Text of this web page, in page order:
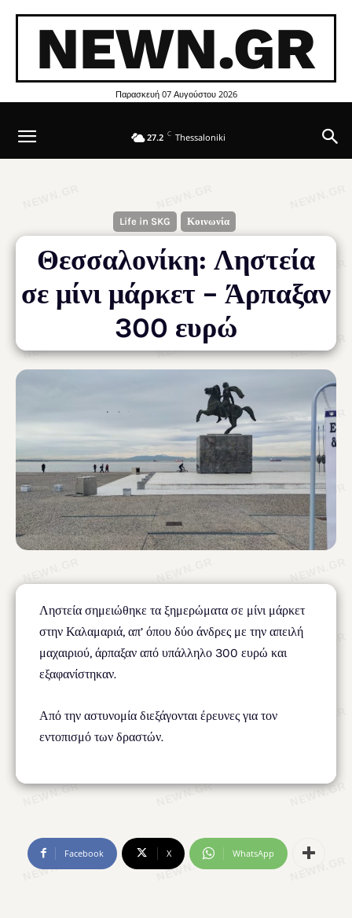
NEWN.GR
Παρασκευή 07 Αυγούστου 2026
27.2 C Thessaloniki
Life in SKG Κοινωνία
Θεσσαλονίκη: Ληστεία
σε μίνι μάρκετ – Άρπαξαν
300 ευρώ
Ληστεία σημειώθηκε τα ξημερώματα σε μίνι μάρκετ
στην Καλαμαριά, απ’ όπου δύο άνδρες με την απειλή
μαχαιριού, άρπαξαν από υπάλληλο 300 ευρώ και
εξαφανίστηκαν.
Από την αστυνομία διεξάγονται έρευνες για τον
εντοπισμό των δραστών.
Facebook X WhatsApp